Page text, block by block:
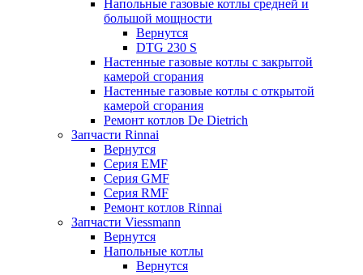
Напольные газовые котлы средней и
большой мощности
Вернутся
DTG 230 S
Настенные газовые котлы с закрытой
камерой сгорания
Настенные газовые котлы с открытой
камерой сгорания
Ремонт котлов Dе Dietrich
Запчасти Rinnai
Вернутся
Серия EMF
Серия GMF
Серия RMF
Ремонт котлов Rinnai
Запчасти Viessmann
Вернутся
Напольные котлы
Вернутся